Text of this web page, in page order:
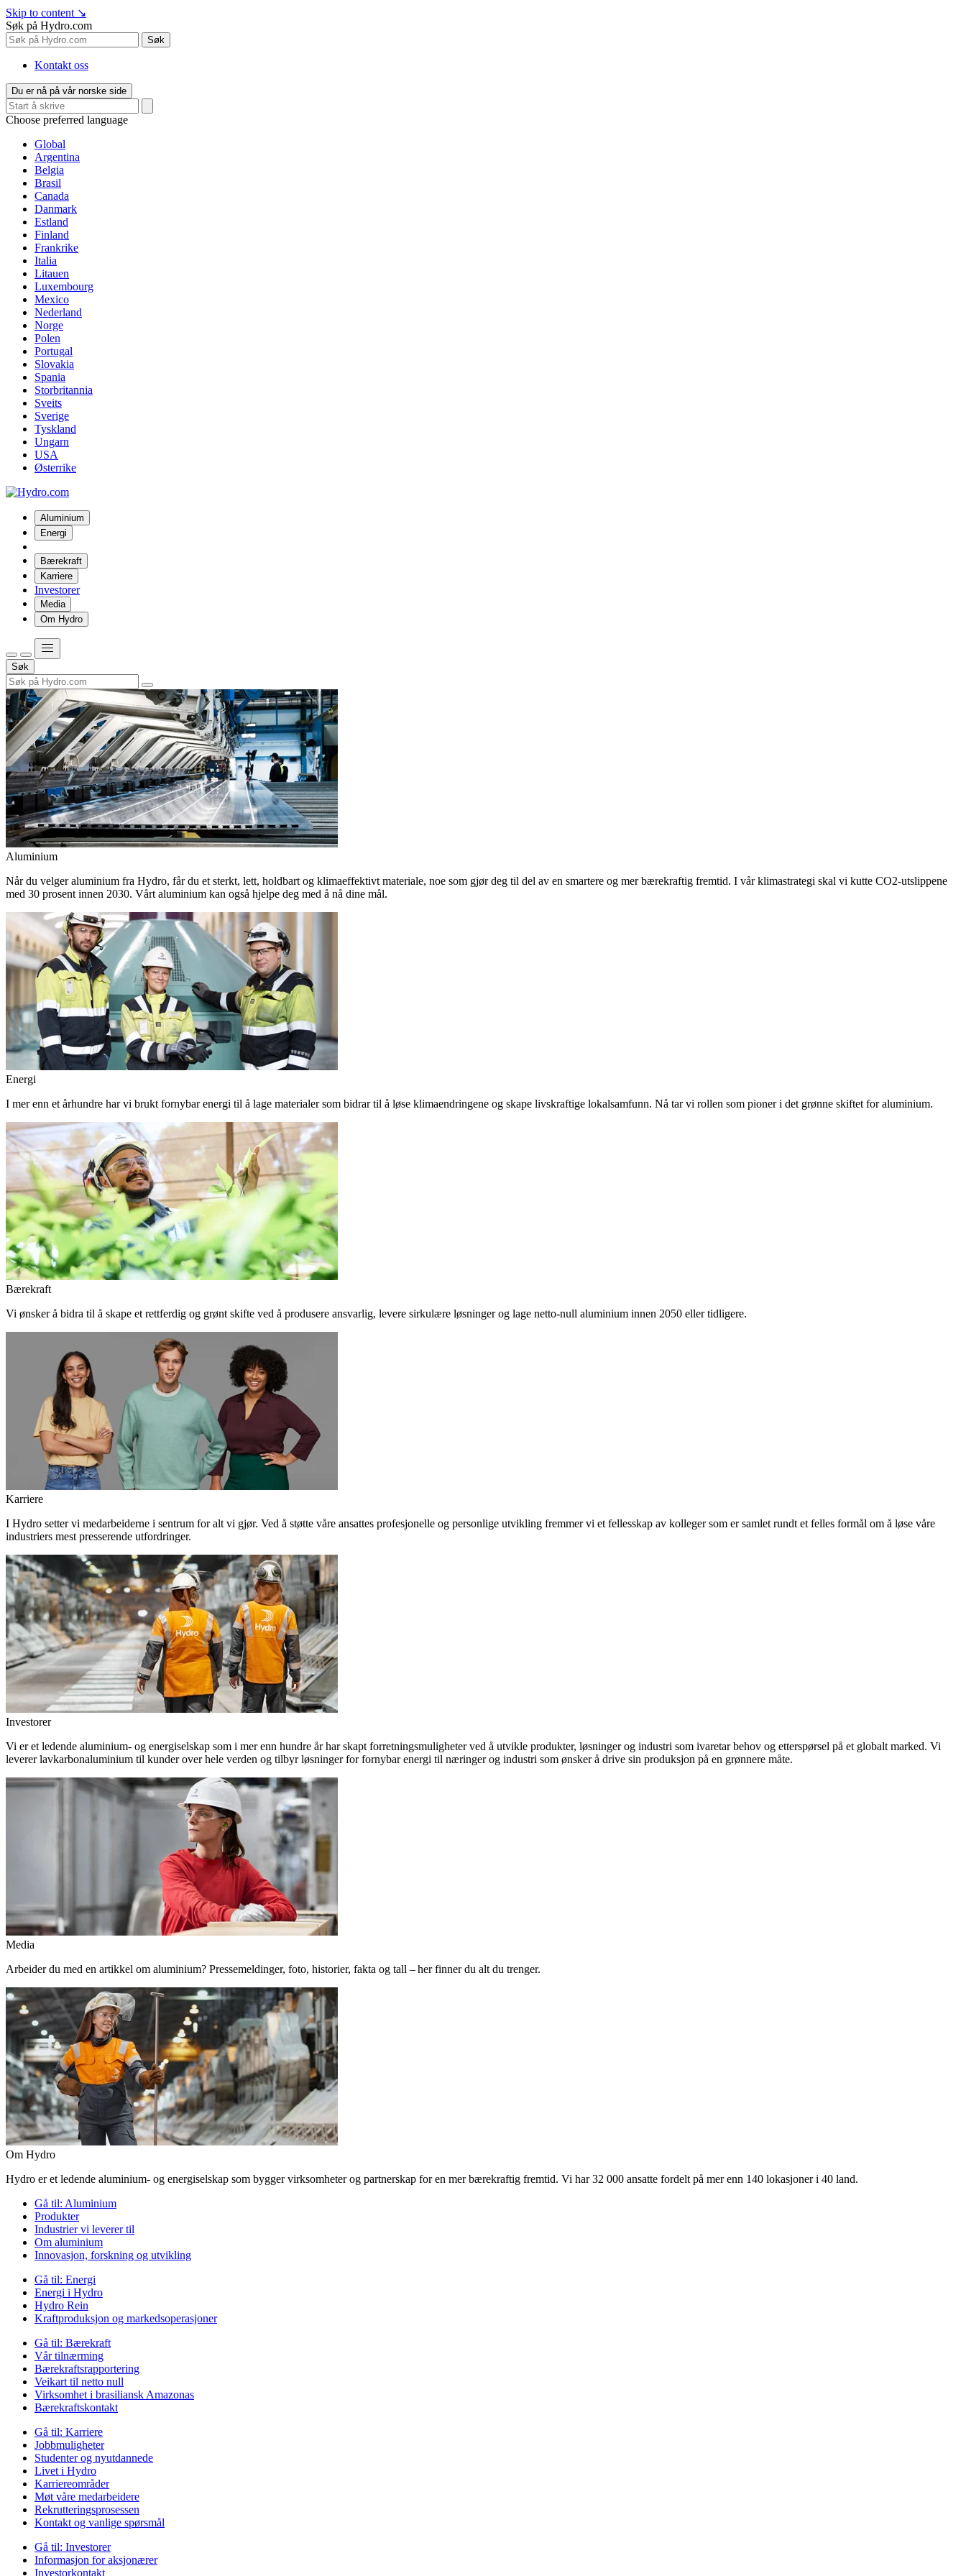
Skip to content ↘
Søk på Hydro.com
Søk
Kontakt oss
Du er nå på vår norske side
Choose preferred language
Global
Argentina
Belgia
Brasil
Canada
Danmark
Estland
Finland
Frankrike
Italia
Litauen
Luxembourg
Mexico
Nederland
Norge
Polen
Portugal
Slovakia
Spania
Storbritannia
Sveits
Sverige
Tyskland
Ungarn
USA
Østerrike
Aluminium
Energi
Bærekraft
Karriere
Investorer
Media
Om Hydro
Søk
Aluminium
Når du velger aluminium fra Hydro, får du et sterkt, lett, holdbart og klimaeffektivt materiale, noe som gjør deg til del av en smartere og mer bærekraftig fremtid. I vår klimastrategi skal vi kutte CO2-utslippene
med 30 prosent innen 2030. Vårt aluminium kan også hjelpe deg med å nå dine mål.
Energi
I mer enn et århundre har vi brukt fornybar energi til å lage materialer som bidrar til å løse klimaendringene og skape livskraftige lokalsamfunn. Nå tar vi rollen som pioner i det grønne skiftet for aluminium.
Bærekraft
Vi ønsker å bidra til å skape et rettferdig og grønt skifte ved å produsere ansvarlig, levere sirkulære løsninger og lage netto-null aluminium innen 2050 eller tidligere.
Karriere
I Hydro setter vi medarbeiderne i sentrum for alt vi gjør. Ved å støtte våre ansattes profesjonelle og personlige utvikling fremmer vi et fellesskap av kolleger som er samlet rundt et felles formål om å løse våre
industriers mest presserende utfordringer.
Investorer
Vi er et ledende aluminium- og energiselskap som i mer enn hundre år har skapt forretningsmuligheter ved å utvikle produkter, løsninger og industri som ivaretar behov og etterspørsel på et globalt marked. Vi
leverer lavkarbonaluminium til kunder over hele verden og tilbyr løsninger for fornybar energi til næringer og industri som ønsker å drive sin produksjon på en grønnere måte.
Media
Arbeider du med en artikkel om aluminium? Pressemeldinger, foto, historier, fakta og tall – her finner du alt du trenger.
Om Hydro
Hydro er et ledende aluminium- og energiselskap som bygger virksomheter og partnerskap for en mer bærekraftig fremtid. Vi har 32 000 ansatte fordelt på mer enn 140 lokasjoner i 40 land.
Gå til: Aluminium
Produkter
Industrier vi leverer til
Om aluminium
Innovasjon, forskning og utvikling
Gå til: Energi
Energi i Hydro
Hydro Rein
Kraftproduksjon og markedsoperasjoner
Gå til: Bærekraft
Vår tilnærming
Bærekraftsrapportering
Veikart til netto null
Virksomhet i brasiliansk Amazonas
Bærekraftskontakt
Gå til: Karriere
Jobbmuligheter
Studenter og nyutdannede
Livet i Hydro
Karriereområder
Møt våre medarbeidere
Rekrutteringsprosessen
Kontakt og vanlige spørsmål
Gå til: Investorer
Informasjon for aksjonærer
Investorkontakt